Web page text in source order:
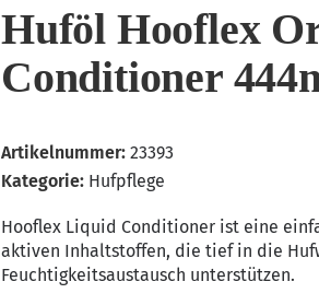
Huföl Hooflex
Conditioner
Artikelnummer: 23393
Kategorie: Hufpflege
Hooflex Liquid Conditioner ist eine
aktiven Inhaltstoffen, die tief in die
Feuchtigkeitsaustausch unterstützen.